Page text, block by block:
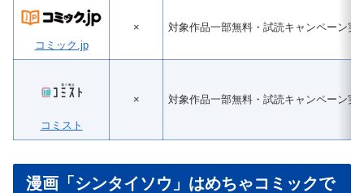
コミック.jp
× 対象作品一部無料・試読キャンペーン実
コミスト
× 対象作品一部無料・試読キャンペーン実
漫画「シンタイソウ」はめちゃコミックで